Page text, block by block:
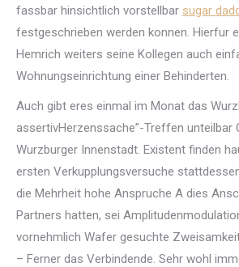
fassbar hinsichtlich vorstellbar sugar
festgeschrieben werden konnen. Hierfur
Hemrich weiters seine Kollegen auch
Wohnungseinrichtung einer Behinderten.
Auch gibt eres einmal im Monat das
assertivHerzenssache”-Treffen unteilbar
Wurzburger Innenstadt. Existent finden
ersten Verkupplungsversuche
die Mehrheit hohe Anspruche A dies
Partners hatten, sei
vornehmlich Wafer gesuchte
– Ferner das Verbindende. Sehr wohl